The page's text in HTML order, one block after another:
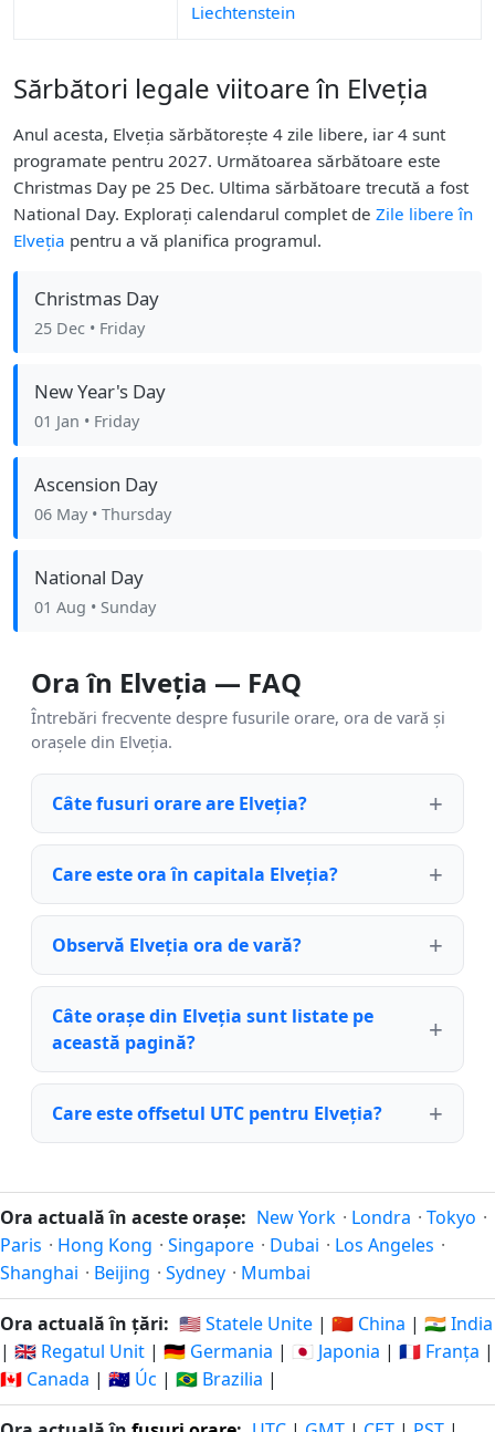
Liechtenstein
Sărbători legale viitoare în Elveția
Anul acesta, Elveția sărbătorește 4 zile libere, iar 4 sunt
programate pentru 2027. Următoarea sărbătoare este
Christmas Day pe 25 Dec. Ultima sărbătoare trecută a fost
National Day. Explorați calendarul complet de Zile libere în
Elveția pentru a vă planifica programul.
Christmas Day
25 Dec • Friday
New Year's Day
01 Jan • Friday
Ascension Day
06 May • Thursday
National Day
01 Aug • Sunday
Ora în Elveția — FAQ
Întrebări frecvente despre fusurile orare, ora de vară și
orașele din Elveția.
Câte fusuri orare are Elveția?
Care este ora în capitala Elveția?
Observă Elveția ora de vară?
Câte orașe din Elveția sunt listate pe
această pagină?
Care este offsetul UTC pentru Elveția?
Ora actuală în aceste orașe: New York · Londra · Tokyo ·
Paris · Hong Kong · Singapore · Dubai · Los Angeles ·
Shanghai · Beijing · Sydney · Mumbai
Ora actuală în țări: 🇺🇸 Statele Unite | 🇨🇳 China | 🇮🇳 India
| 🇬🇧 Regatul Unit | 🇩🇪 Germania | 🇯🇵 Japonia | 🇫🇷 Franța |
🇨🇦 Canada | 🇦🇺 Úc | 🇧🇷 Brazilia |